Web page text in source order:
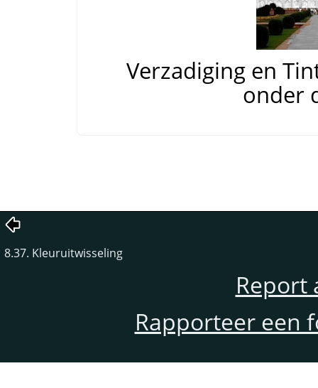
Verzadiging en
onder
8.37. Kleuruitwisseling
Report
Rapporteer een